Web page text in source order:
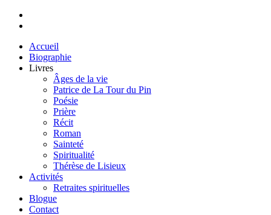
Accueil
Biographie
Livres
Âges de la vie
Patrice de La Tour du Pin
Poésie
Prière
Récit
Roman
Sainteté
Spiritualité
Thérèse de Lisieux
Activités
Retraites spirituelles
Blogue
Contact